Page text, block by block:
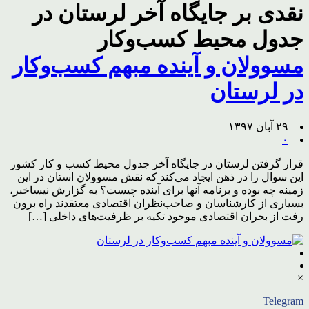
نقدی بر جایگاه آخر لرستان در
جدول محیط کسب‌وکار
مسوولان و آینده مبهم کسب‌وکار
در لرستان
۲۹ آبان ۱۳۹۷
۰
قرار گرفتن لرستان در جایگاه آخر جدول محیط کسب و کار کشور
این سوال را در ذهن ایجاد می‌کند که نقش مسوولان استان در این
زمینه چه بوده و برنامه آنها برای آینده چیست؟ به گزارش نیساخبر،
بسیاری از کارشناسان و صاحب‌نظران اقتصادی معتقدند راه برون
رفت از بحران اقتصادی موجود تکیه بر ظرفیت‌های داخلی […]
×
Telegram